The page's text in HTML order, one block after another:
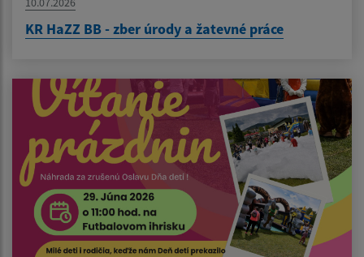
KR HaZZ BB - zber úrody a žatevné práce